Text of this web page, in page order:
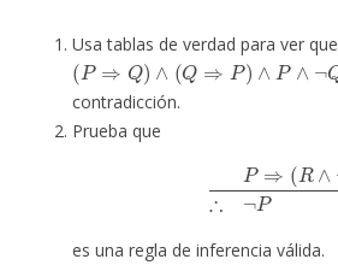
Usa tablas de verdad para ver que
(P⇒ Q)∧(Q⇒P)∧P∧¬Q
contradicción.
Prueba que
⇒( ∧ ¬R) ∴
es una regla de inferencia válida.